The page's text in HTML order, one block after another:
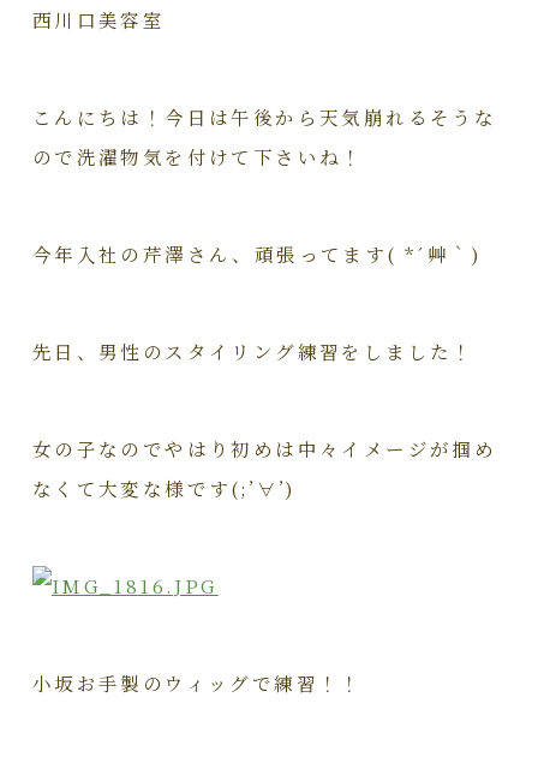
西川口美容室
こんにちは！今日は午後から天気崩れるそうな
ので洗濯物気を付けて下さいね！
今年入社の芹澤さん、頑張ってます( *´艸｀)
先日、男性のスタイリング練習をしました！
女の子なのでやはり初めは中々イメージが掴め
なくて大変な様です(;’∀’)
小坂お手製のウィッグで練習！！